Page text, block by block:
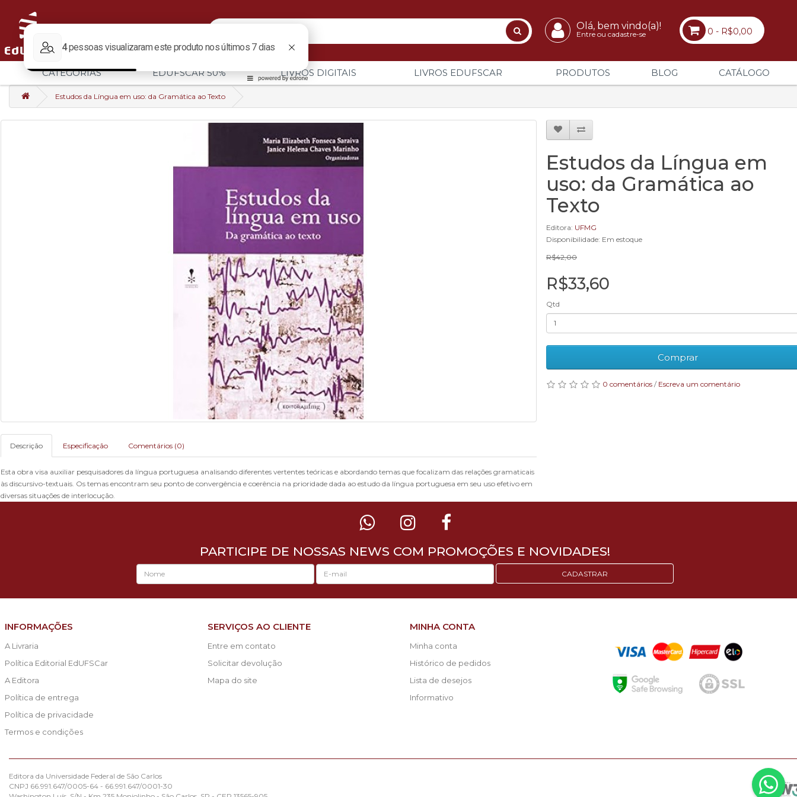
Olá, bem vindo(a)!
Entre ou cadastre-se 0 - R$0,00
CATEGORIAS EDUFSCAR 50% LIVROS DIGITAIS LIVROS EDUFSCAR PRODUTOS BLOG CATÁLOGO
Estudos da Língua em uso: da Gramática ao Texto
Descrição Especificação Comentários (0)
Esta obra visa auxiliar pesquisadores da língua portuguesa analisando diferentes vertentes teóricas e abordando temas que focalizam das relações gramaticais
às discursivo-textuais. Os temas encontram seu ponto de convergência e coerência na prioridade dada ao estudo da língua portuguesa em seu uso efetivo em
diversas situações de interlocução.
Estudos da Língua em
uso: da Gramática ao
Texto
Editora: UFMG
Disponibilidade: Em estoque
R$42,00
R$33,60
Qtd
Comprar
0 comentários / Escreva um comentário
PARTICIPE DE NOSSAS NEWS COM PROMOÇÕES E NOVIDADES!
CADASTRAR
INFORMAÇÕES
A Livraria
Política Editorial EdUFSCar
A Editora
Política de entrega
Política de privacidade
Termos e condições
SERVIÇOS AO CLIENTE
Entre em contato
Solicitar devolução
Mapa do site
MINHA CONTA
Minha conta
Histórico de pedidos
Lista de desejos
Informativo
Editora da Universidade Federal de São Carlos
CNPJ 66.991.647/0005-64 - 66.991.647/0001-30